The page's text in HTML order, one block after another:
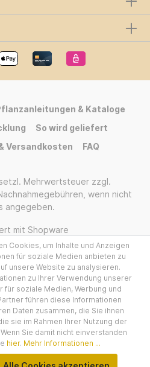
& Kataloge
So wird geliefert
Versandkosten
FAQ
Mehrwertsteuer zzgl.
wenn nicht
angegeben.
mit Shopware
Cookies, um Inhalte und Anzeigen
für soziale Medien anbieten zu
unsere Website zu analysieren.
zu Ihrer Verwendung unserer
für soziale Medien, Werbung und
führen diese Informationen
Daten zusammen, die Sie ihnen
sie im Rahmen Ihrer Nutzung der
Sie damit nicht einverstanden
hier. Mehr Informationen ...